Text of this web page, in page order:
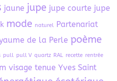
jaune jupe jupe courte jupe
mode naturel
Partenariat
de la Perle poème
pull pull V quartz RAL recette rentrée
visage tenue Yves Saint